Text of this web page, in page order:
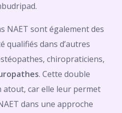
NAET sont également des
qualifiés dans d’autres
chiropraticiens,
. Cette double
car elle leur permet
dans une approche